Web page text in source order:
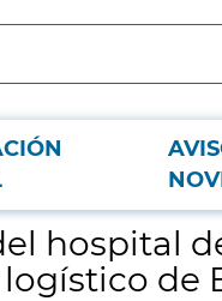
logístico de EPI
hospital
de